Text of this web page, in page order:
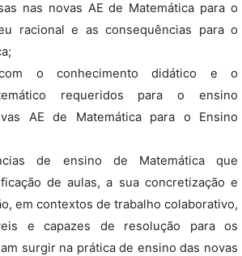
nas novas AE de Matemática para o
racional e as consequências para o
com o conhecimento didático e o
requeridos para o ensino
AE de Matemática para o Ensino
de ensino de Matemática que
de aulas, a sua concretização e
em contextos de trabalho colaborativo,
e capazes de resolução para os
surgir na prática de ensino das novas